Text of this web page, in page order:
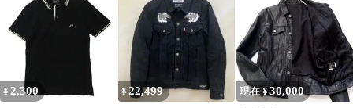
¥ 2,300 ¥22,499 現在 ¥30,000